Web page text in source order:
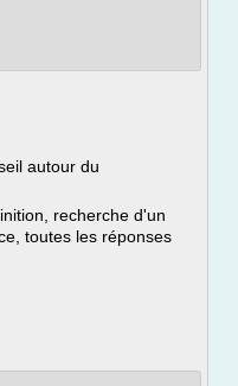
autour du
recherche d'un
toutes les réponses